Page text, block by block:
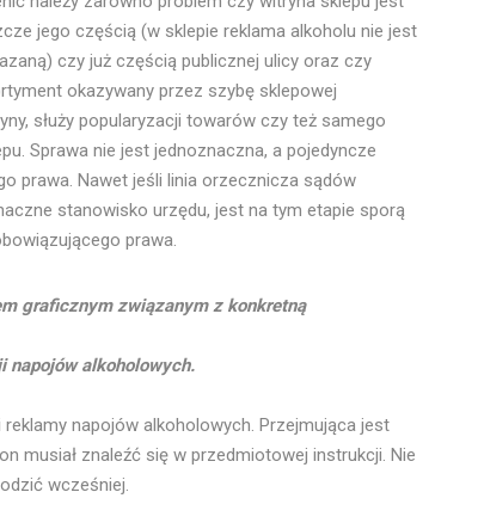
jego częścią (w sklepie reklama alkoholu nie jest
czy już częścią publicznej ulicy oraz czy
okazywany przez szybę sklepowej
służy popularyzacji towarów czy też samego
Sprawa nie jest jednoznaczna, a pojedyncze
prawa. Nawet jeśli linia orzecznicza sądów
stanowisko urzędu, jest na tym etapie sporą
prawa.
graficznym związanym z konkretną
napojów alkoholowych.
napojów alkoholowych. Przejmująca jest
musiał znaleźć się w przedmiotowej instrukcji. Nie
wcześniej.